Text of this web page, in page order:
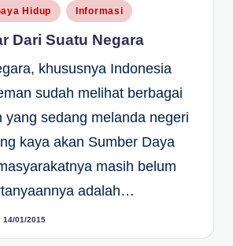
Hidup Informasi
Dari Suatu Negara
khususnya Indonesia
sudah melihat berbagai
yang sedang melanda negeri
kaya akan Sumber Daya
masih belum
adalah…
14/01/2015